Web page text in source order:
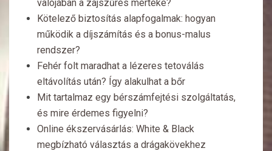
valójában a zajszűrés mértéke?
Kötelező biztosítás alapfogalmak: hogyan
működik a díjszámítás és a bonus-malus
rendszer?
Fehér folt maradhat a lézeres tetoválás
eltávolítás után? Így alakulhat a bőr
Mit tartalmaz egy bérszámfejtési szolgáltatás,
és mire érdemes figyelni?
Online ékszervásárlás: White & Black
megbízható választás a drágakövekhez